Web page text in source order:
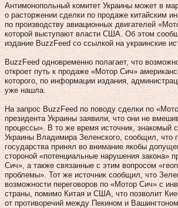
Антимонопольный комитет Украины может в
о расторжении сделки по продаже китайским
по производству авиационных двигателей
которой выступают власти США. Об этом
издание BuzzFeed со ссылкой на украинские
BuzzFeed одновременно полагает, что
откроет путь к продаже «Мотор Cич»
которого, по информации издания,
уже нашла.
На запрос BuzzFeed по поводу сделки по
президента Украины заявили, что они не
процессы». В то же время источник, знакомый
Украины Владимира Зеленского, сообщил, что
государства принял во внимание якобы
стороной «потенциальные нарушения закона»
Cич», а также связанные с этим вопросом
проблемы». Тот же источник сообщил, что
возможности переговоров по «Мотор Cич» с
страны, помимо Китая и США, что позволит
от противоречий между Пекином и Вашингтоном.